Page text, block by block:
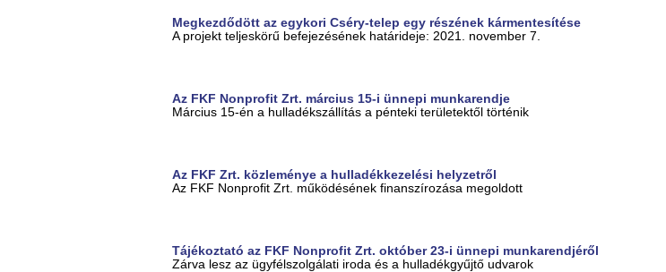
Megkezdődött az egykori Cséry-telep egy részének kármentesítése
A projekt teljeskörű befejezésének határideje: 2021. november 7.
Az FKF Nonprofit Zrt. március 15-i ünnepi munkarendje
Március 15-én a hulladékszállítás a pénteki területektől történik
Az FKF Zrt. közleménye a hulladékkezelési helyzetről
Az FKF Nonprofit Zrt. működésének finanszírozása megoldott
Tájékoztató az FKF Nonprofit Zrt. október 23-i ünnepi munkarendjéről
Zárva lesz az ügyfélszolgálati iroda és a hulladékgyűjtő udvarok